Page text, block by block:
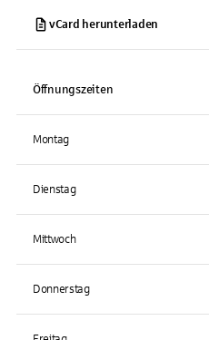
vCard herunterladen
Öffnungszeiten
Montag
Dienstag
Mittwoch
Donnerstag